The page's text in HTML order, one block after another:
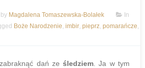
by Magdalena Tomaszewska-Bolałek
In
Boże Narodzenie, imbir, pieprz, pomarańcze,
dań ześledziem . Ja w tym